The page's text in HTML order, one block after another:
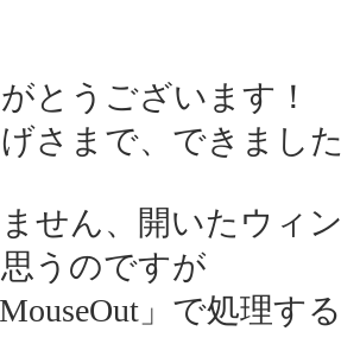
とうございます！
さまで、できまし
せん、開いたウィ
うのですが
」で処理